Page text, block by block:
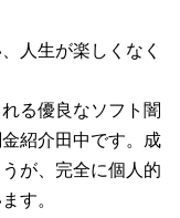
人生が楽しくなく
る優良なソフト闇
紹介田中です。成
が、完全に個人的
す。